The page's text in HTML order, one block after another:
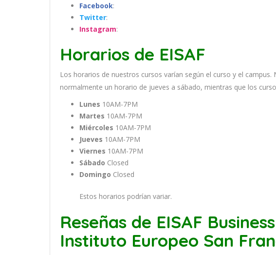
Facebook:
Twitter:
Instagram:
Horarios de EISAF
Los horarios de nuestros cursos varían según el curso y el campus.
normalmente un horario de jueves a sábado, mientras que los curs
Lunes 10AM-7PM
Martes 10AM-7PM
Miércoles 10AM-7PM
Jueves 10AM-7PM
Viernes 10AM-7PM
Sábado Closed
Domingo Closed
Estos horarios podrían variar.
Reseñas de EISAF
Instituto Europeo San